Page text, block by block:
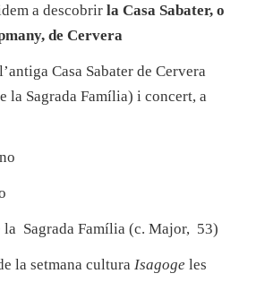
a descobrir la Casa Sabater, o
de Cervera
Casa Sabater de Cervera
la Sagrada Família) i concert, a
la Sagrada Família (c. Major, 53)
la setmana cultura Isagoge les